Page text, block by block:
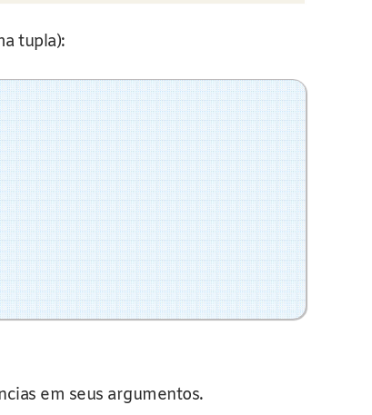
tupla):
em seus argumentos.